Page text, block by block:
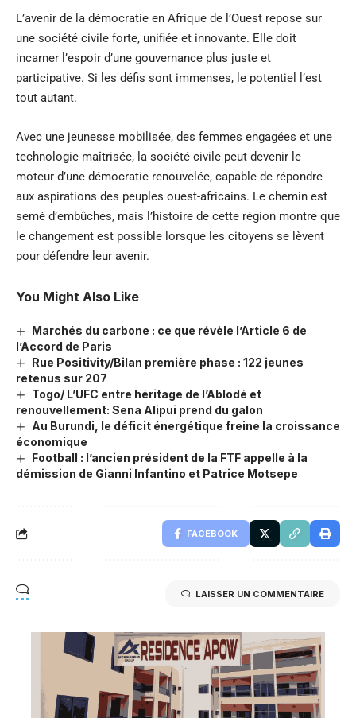
L’avenir de la démocratie en Afrique de l’Ouest repose sur
une société civile forte, unifiée et innovante. Elle doit
incarner l’espoir d’une gouvernance plus juste et
participative. Si les défis sont immenses, le potentiel l’est
tout autant.
Avec une jeunesse mobilisée, des femmes engagées et une
technologie maîtrisée, la société civile peut devenir le
moteur d’une démocratie renouvelée, capable de répondre
aux aspirations des peuples ouest-africains. Le chemin est
semé d’embûches, mais l’histoire de cette région montre que
le changement est possible lorsque les citoyens se lèvent
pour défendre leur avenir.
You Might Also Like
Marchés du carbone : ce que révèle l’Article 6 de
l’Accord de Paris
Rue Positivity/Bilan première phase : 122 jeunes
retenus sur 207
Togo/ L’UFC entre héritage de l’Ablodé et
renouvellement: Sena Alipui prend du galon
Au Burundi, le déficit énergétique freine la croissance
économique
Football : l’ancien président de la FTF appelle à la
démission de Gianni Infantino et Patrice Motsepe
FACEBOOK
LAISSER UN COMMENTAIRE